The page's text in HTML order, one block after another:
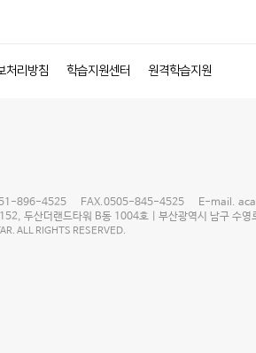
처리방침 학습지원센터 원격학습지원
896-4525 FAX.0505-845-4525 E-mail.
152, 두산더랜드타워 B동 1004호 | 부산광역시 남구
ALL RIGHTS RESERVED.